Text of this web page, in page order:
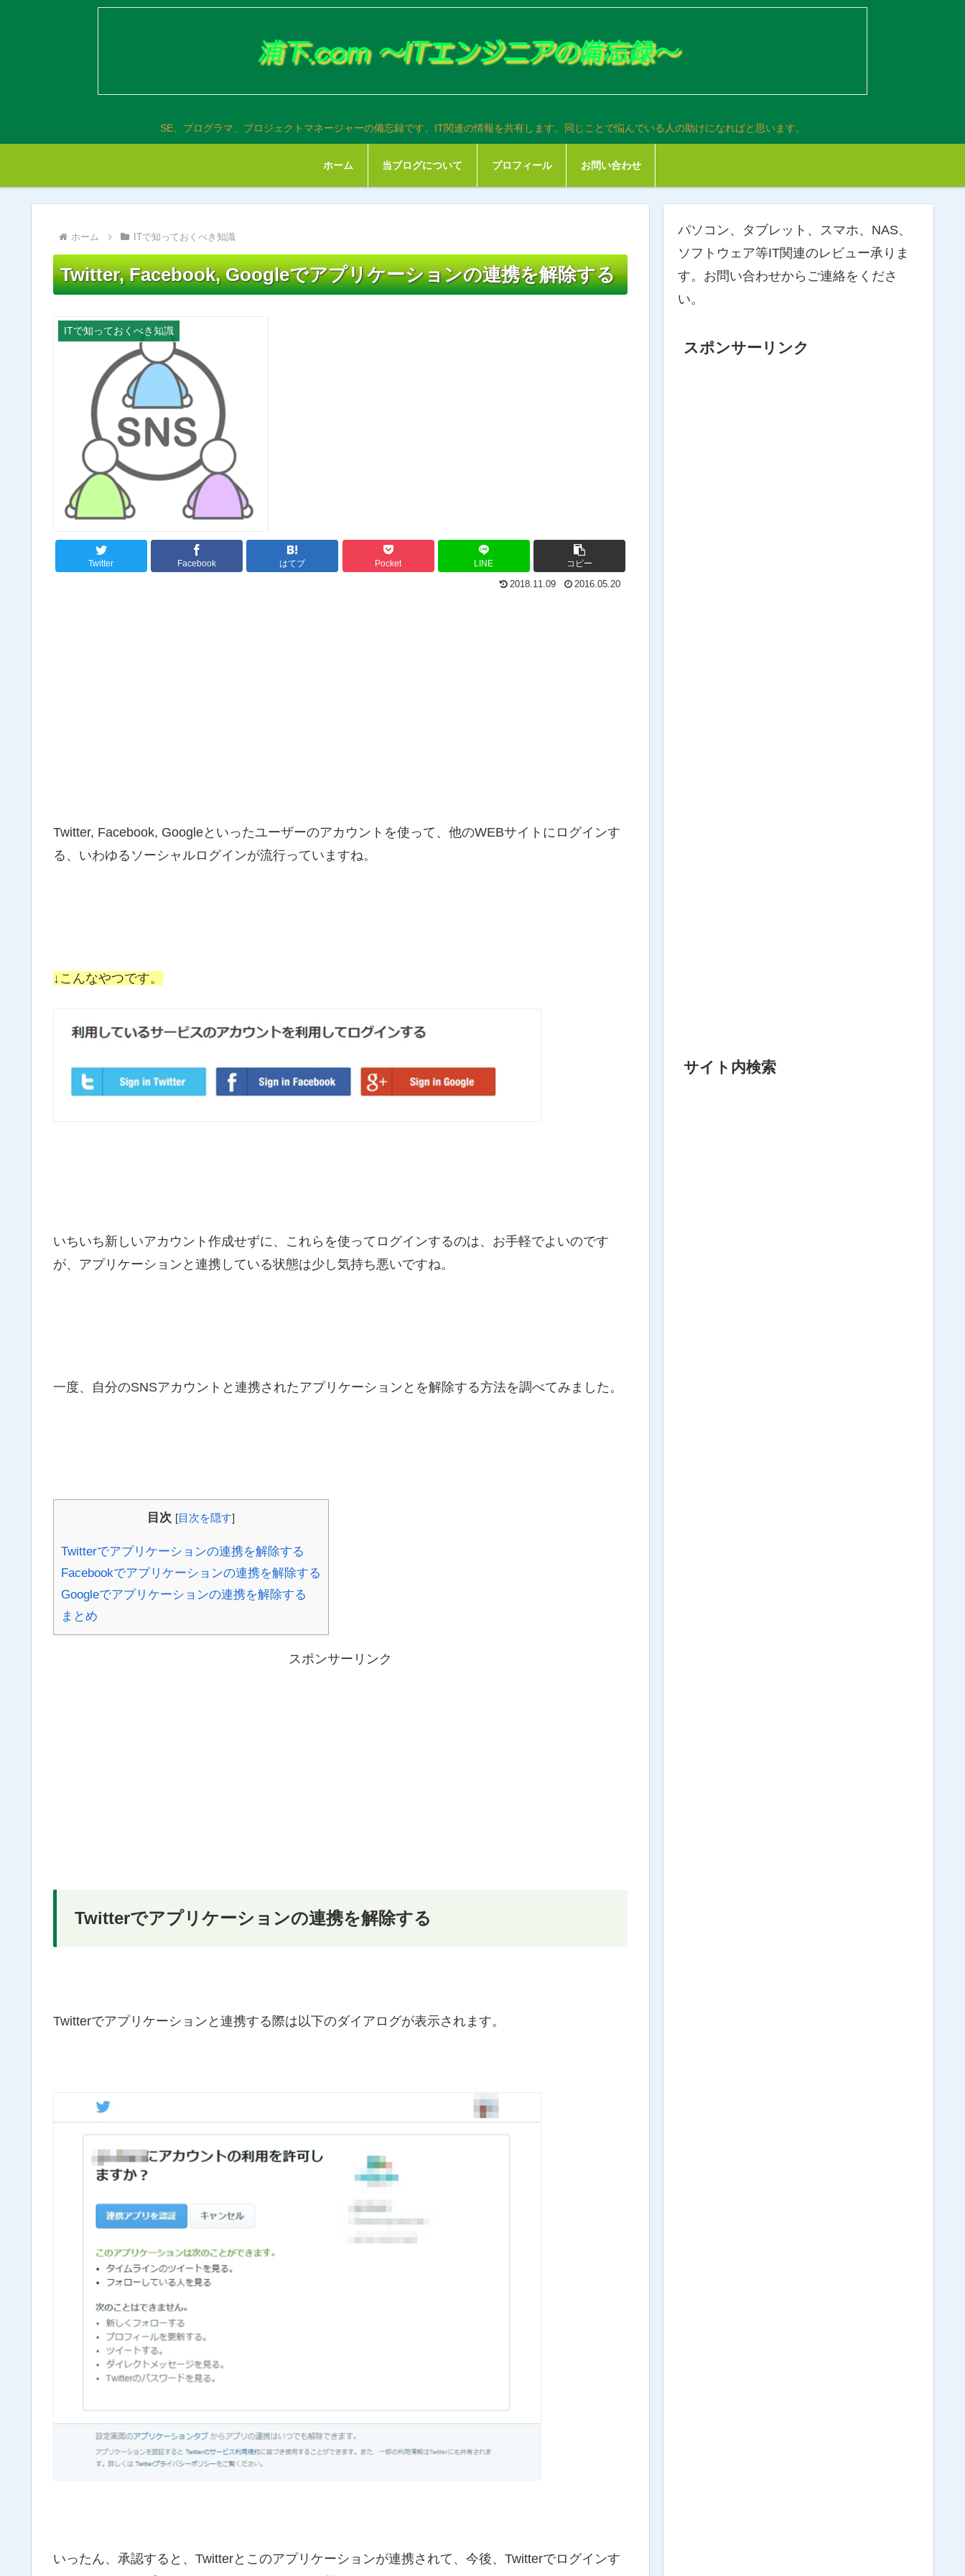
SE、プログラマ、プロジェクトマネージャーの備忘録です。IT関連の情報を共有します。同じことで悩んでいる人の助けになればと思います。
ホーム 当ブログについて プロフィール お問い合わせ
ホーム ITで知っておくべき知識
Twitter, Facebook, Googleでアプリケーションの連携を解除する
ITで知っておくべき知識
Twitter Facebook はてブ Pocket LINE コピー
2018.11.09 2016.05.20
Twitter, Facebook, Googleといったユーザーのアカウントを使って、他のWEBサイトにログインす
る、いわゆるソーシャルログインが流行っていますね。
↓こんなやつです。
いちいち新しいアカウント作成せずに、これらを使ってログインするのは、お手軽でよいのです
が、アプリケーションと連携している状態は少し気持ち悪いですね。
一度、自分のSNSアカウントと連携されたアプリケーションとを解除する方法を調べてみました。
目次 [目次を隠す]
Twitterでアプリケーションの連携を解除する
Facebookでアプリケーションの連携を解除する
Googleでアプリケーションの連携を解除する
まとめ
スポンサーリンク
Twitterでアプリケーションの連携を解除する
Twitterでアプリケーションと連携する際は以下のダイアログが表示されます。
いったん、承認すると、Twitterとこのアプリケーションが連携されて、今後、Twitterでログインす
パソコン、タブレット、スマホ、NAS、
ソフトウェア等IT関連のレビュー承りま
す。お問い合わせからご連絡をくださ
い。
スポンサーリンク
サイト内検索